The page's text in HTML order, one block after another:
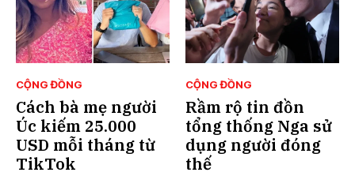
CỘNG ĐỒNG
Cách bà mẹ người
Úc kiếm 25.000
USD mỗi tháng từ
TikTok
CỘNG ĐỒNG
Rầm rộ tin đồn
tổng thống Nga sử
dụng người đóng
thế